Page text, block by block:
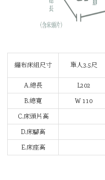
繃布床組尺寸 單人3.5尺
A.總長 L202
B.總寬 W 110
C.床頭片高
D.床腳高
E.床座高